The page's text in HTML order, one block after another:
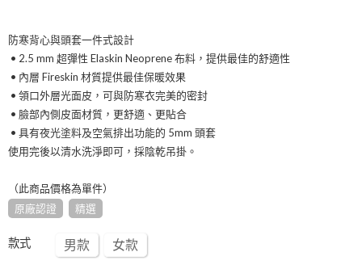
防寒背心與頭套一件式設計
• 2.5 mm 超彈性 Elaskin Neoprene 布料，提供最佳的舒適性
• 內層 Fireskin 材質提供最佳保暖效果
• 領口外層光面皮，可與防寒衣完美的密封
• 臉部內側皮面材質，更舒適、更貼合
• 具有夜光塗料及空氣排出功能的 5mm 頭套
使用完後以清水洗淨即可，採陰乾吊掛。
（此商品價格為單件）
原廠認證
精選
款式 男款 女款